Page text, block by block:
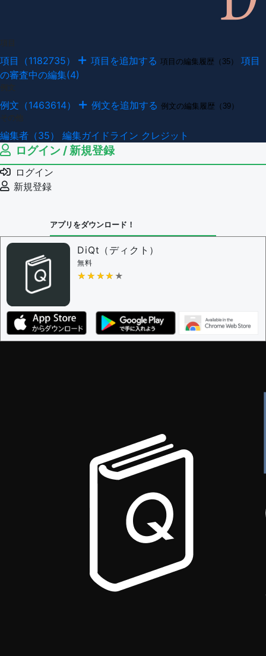
項目（1182735） 項目を追加する 項目の編集履歴（35）
項目
の審査中の編集(4)
例文（1463614） 例文を追加する 例文の編集履歴（39）
編集者（35） 編集ガイドライン クレジット
ログイン / 新規登録
ログイン
新規登録
アプリをダウンロード！
DiQt（ディクト）
無料
★★★★★
★★★★★